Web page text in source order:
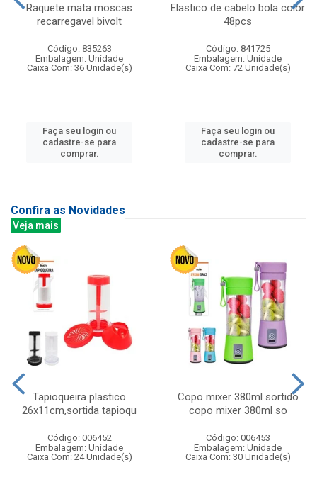
Raquete mata moscas
recarregavel bivolt
Código: 835263
Embalagem: Unidade
Caixa Com: 36 Unidade(s)
Faça seu login ou
cadastre-se para
comprar.
Elastico de cabelo bola color
48pcs
Código: 841725
Embalagem: Unidade
Caixa Com: 72 Unidade(s)
Faça seu login ou
cadastre-se para
comprar.
Confira as Novidades
Veja mais
Tapioqueira plastico
26x11cm,sortida tapioqu
Código: 006452
Embalagem: Unidade
Caixa Com: 24 Unidade(s)
Copo mixer 380ml sortido
copo mixer 380ml so
Código: 006453
Embalagem: Unidade
Caixa Com: 30 Unidade(s)